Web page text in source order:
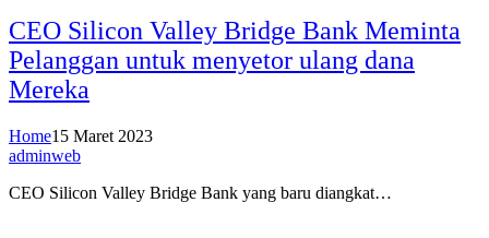
CEO Silicon Valley Bridge Bank Meminta
Pelanggan untuk menyetor ulang dana
Mereka
Home15 Maret 2023
adminweb
CEO Silicon Valley Bridge Bank yang baru diangkat…